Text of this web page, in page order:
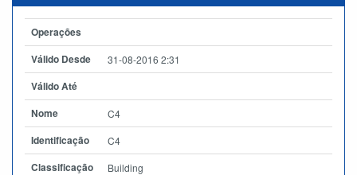
Operações
Válido Desde
31-08-2016 2:31
Válido Até
Nome
C4
Identificação C4
Classificação Building